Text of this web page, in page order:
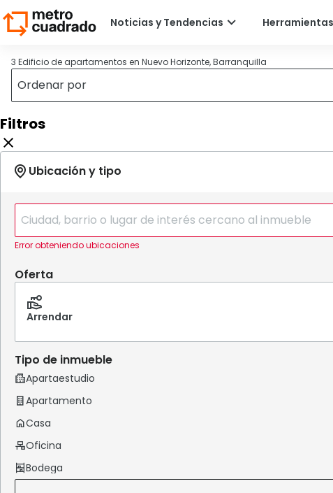
3 Edificio de apartamentos en Nuevo Horizonte, Barranquilla
Filtros
Error obteniendo ubicaciones
Oferta
Arrendar
Tipo de inmueble